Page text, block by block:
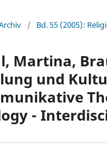
/ Bd. 55 (2005):
Martina,
und
-